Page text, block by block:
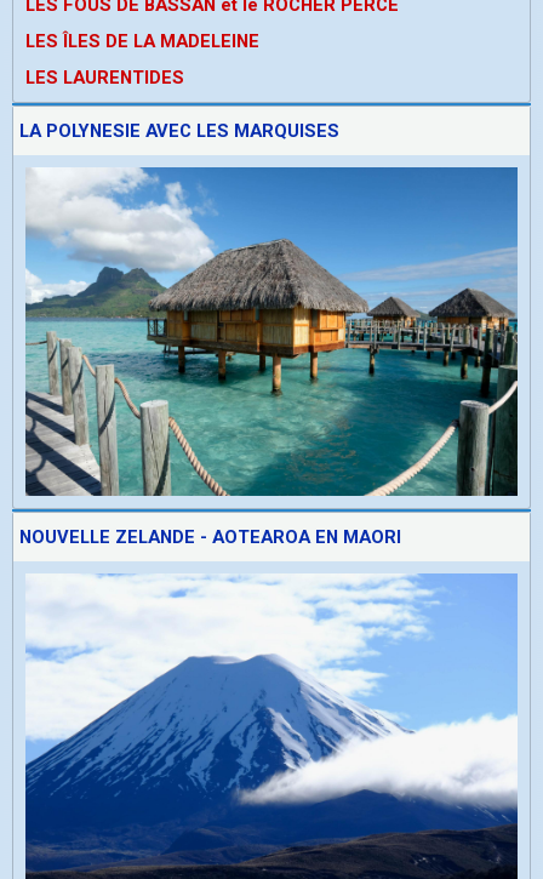
LES FOUS DE BASSAN et le ROCHER PERCE
LES ÎLES DE LA MADELEINE
LES LAURENTIDES
LA POLYNESIE AVEC LES MARQUISES
NOUVELLE ZELANDE - AOTEAROA EN MAORI